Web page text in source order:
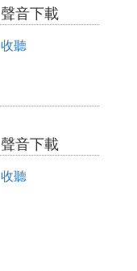
聲音下載
收聽
聲音下載
收聽